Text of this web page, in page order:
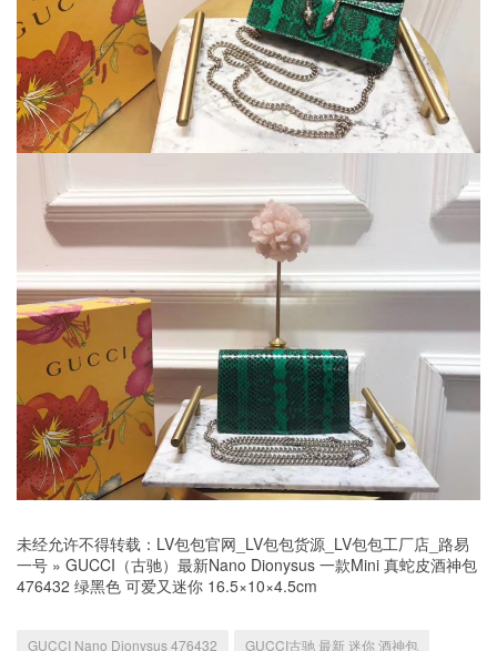
未经允许不得转载： LV包包官网_LV包包货源_LV包包工厂店_路易
一号 » GUCCI（古驰）最新Nano Dionysus 一款Mini 真蛇皮酒神包
476432 绿黑色 可爱又迷你 16.5×10×4.5cm
GUCCI Nano Dionysus 476432
GUCCI古驰 最新 迷你 酒神包